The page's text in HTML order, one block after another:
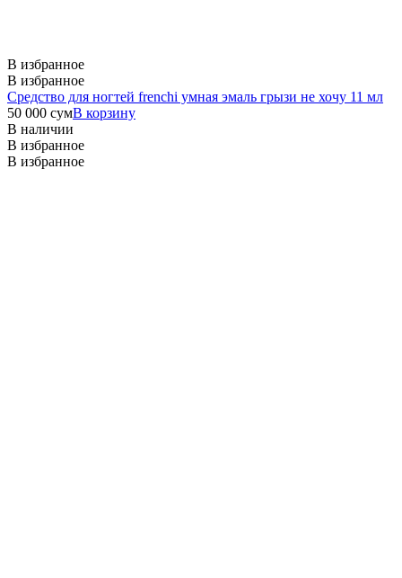
В избранное
В избранное
Средство для ногтей frenchi умная эмаль грызи не хочу 11 мл
50 000 сумВ корзину
В наличии
В избранное
В избранное